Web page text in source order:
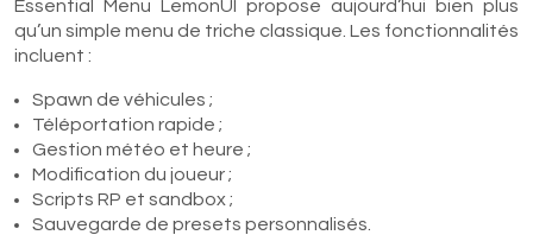
Essential Menu LemonUI propose aujourd’hui bien plus
qu’un simple menu de triche classique. Les fonctionnalités
incluent :
Spawn de véhicules ;
Téléportation rapide ;
Gestion météo et heure ;
Modification du joueur ;
Scripts RP et sandbox ;
Sauvegarde de presets personnalisés.